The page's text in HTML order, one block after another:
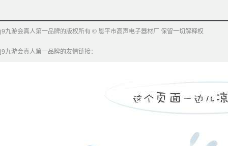
j9九游会真人第一品牌的版权所有 © 恩平市高声电子器材厂 保留一切解释权
j9九游会真人第一品牌的友情链接：